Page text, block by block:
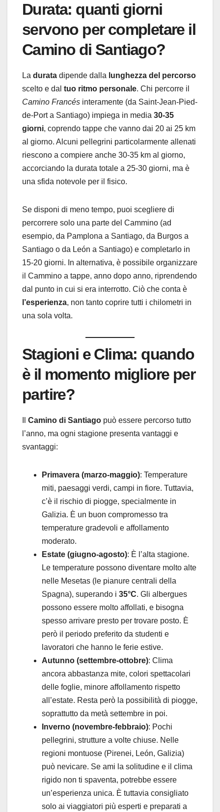
Durata: quanti giorni
servono per completare il
Camino di Santiago?
La durata dipende dalla lunghezza del percorso
scelto e dal tuo ritmo personale. Chi percorre il
Camino Francés interamente (da Saint-Jean-Pied-
de-Port a Santiago) impiega in media 30-35
giorni, coprendo tappe che vanno dai 20 ai 25 km
al giorno. Alcuni pellegrini particolarmente allenati
riescono a compiere anche 30-35 km al giorno,
accorciando la durata totale a 25-30 giorni, ma è
una sfida notevole per il fisico.
Se disponi di meno tempo, puoi scegliere di
percorrere solo una parte del Cammino (ad
esempio, da Pamplona a Santiago, da Burgos a
Santiago o da León a Santiago) e completarlo in
15-20 giorni. In alternativa, è possibile organizzare
il Cammino a tappe, anno dopo anno, riprendendo
dal punto in cui si era interrotto. Ciò che conta è
l’esperienza, non tanto coprire tutti i chilometri in
una sola volta.
Stagioni e Clima: quando
è il momento migliore per
partire?
Camino di Santiago può essere percorso tutto
l’anno, ma ogni stagione presenta vantaggi e
svantaggi:
Primavera (marzo-maggio): Temperature
miti, paesaggi verdi, campi in fiore. Tuttavia,
c’è il rischio di piogge, specialmente in
Galizia. È un buon compromesso tra
temperature gradevoli e affollamento
moderato.
Estate (giugno-agosto): È l’alta stagione.
Le temperature possono diventare molto alte
nelle Mesetas (le pianure centrali della
Spagna), superando i 35°C. Gli albergues
possono essere molto affollati, e bisogna
spesso arrivare presto per trovare posto. È
però il periodo preferito da studenti e
lavoratori che hanno le ferie estive.
Autunno (settembre-ottobre): Clima
ancora abbastanza mite, colori spettacolari
delle foglie, minore affollamento rispetto
all’estate. Resta però la possibilità di piogge,
soprattutto da metà settembre in poi.
Inverno (novembre-febbraio): Pochi
pellegrini, strutture a volte chiuse. Nelle
regioni montuose (Pirenei, León, Galizia)
può nevicare. Se ami la solitudine e il clima
rigido non ti spaventa, potrebbe essere
un’esperienza unica. È tuttavia consigliato
solo ai viaggiatori più esperti e preparati a